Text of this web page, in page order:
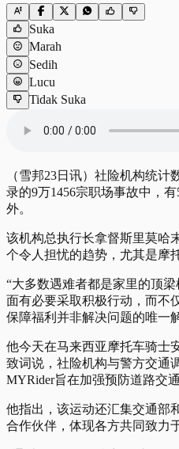
Suka
Marah
Sedih
Lucu
Tidak Suka
（雪邦23日讯）社险机构统计
录的9万1456宗职场事故中，
外。
该机构总执行长拿督斯里莫哈
个令人担忧的趋势，尤其是摩
“大多数遇难者都是家里的顶
面有必要采取积极行动，而不
保障福利并非解决问题的唯一
他今天在马来西亚摩托车骑士
致词说，社险机构与警方交通
MYRider旨在加强预防道路交
他指出，该运动还汇集交通部
合作伙伴，体现各方共同致力